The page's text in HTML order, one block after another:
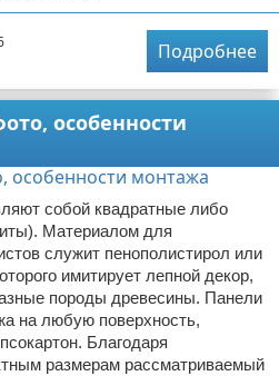
Подробнее
особенности
собой квадратные либо
Материалом для
служит пенополистирол или
имитирует лепной декор,
породы древесины. Панели
на любую поверхность,
Благодаря
размерам рассматриваемый